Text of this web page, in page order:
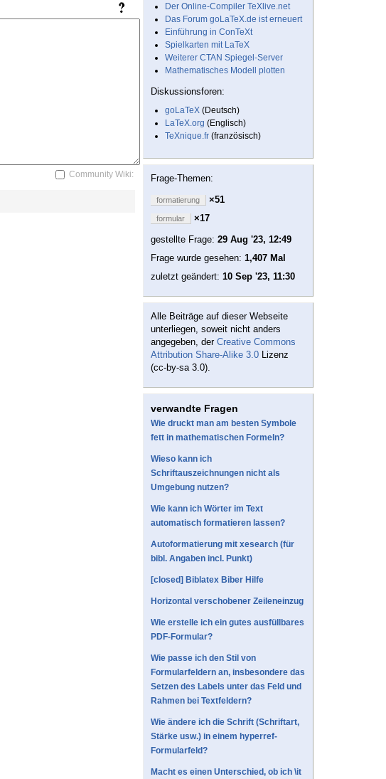
Community Wiki:
Der Online-Compiler TeXlive.net
Das Forum goLaTeX.de ist erneuert
Einführung in ConTeXt
Spielkarten mit LaTeX
Weiterer CTAN Spiegel-Server
Mathematisches Modell plotten
Diskussionsforen:
goLaTeX (Deutsch)
LaTeX.org (Englisch)
TeXnique.fr (französisch)
Frage-Themen:
formatierung ×51
formular
×17
gestellte Frage: 29 Aug '23, 12:49
Frage wurde gesehen: 1,407 Mal
zuletzt geändert: 10 Sep '23, 11:30
Alle Beiträge auf dieser Webseite
unterliegen, soweit nicht anders
angegeben, der Creative Commons
Attribution Share-Alike 3.0 Lizenz
(cc-by-sa 3.0).
verwandte Fragen
Wie druckt man am besten Symbole
fett in mathematischen Formeln?
Wieso kann ich
Schriftauszeichnungen nicht als
Umgebung nutzen?
Wie kann ich Wörter im Text
automatisch formatieren lassen?
Autoformatierung mit xesearch (für
bibl. Angaben incl. Punkt)
[closed] Biblatex Biber Hilfe
Horizontal verschobener Zeileneinzug
Wie erstelle ich ein gutes ausfüllbares
PDF-Formular?
Wie passe ich den Stil von
Formularfeldern an, insbesondere das
Setzen des Labels unter das Feld und
Rahmen bei Textfeldern?
Wie ändere ich die Schrift (Schriftart,
Stärke usw.) in einem hyperref-
Formularfeld?
Macht es einen Unterschied, ob ich \it